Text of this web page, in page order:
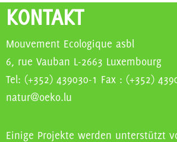
KONTAKT
Mouvement Ecologique asbl
6, rue Vauban L-2663 Luxembourg
Tel: (+352) 439030-1 Fax : (+352)
natur@oeko.lu
Einige Projekte werden unterstützt